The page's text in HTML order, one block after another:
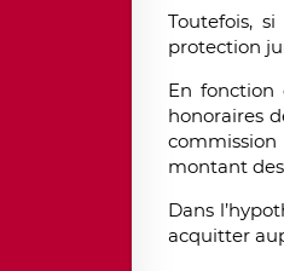
Toutefois,
protection
En fonction
honoraires
montant
Dans
acquitter